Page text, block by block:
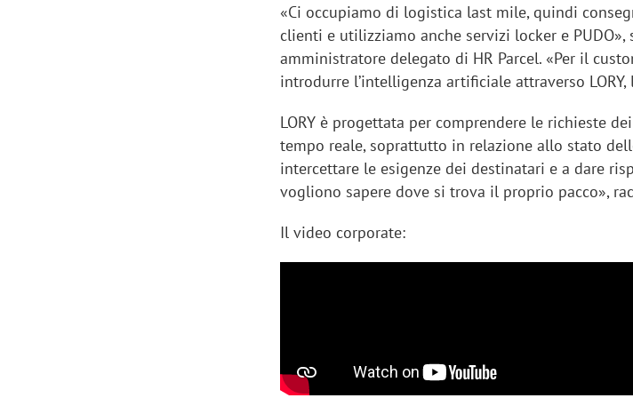
«Ci occupiamo di logistica last mile, quindi
clienti e utilizziamo anche servizi locker e
amministratore delegato di HR Parcel. «Per il
introdurre l’intelligenza artificiale attraverso
LORY è progettata per comprendere le richieste
tempo reale, soprattutto in relazione allo stato
intercettare le esigenze dei destinatari e a dare
vogliono sapere dove si trova il proprio pacco»,
Il video corporate:
Manassero, Samsung Ads: «Con Total
Perez, Samsung Ads: «L'Italia è un
mercato strategico e continuerà a
crescere»